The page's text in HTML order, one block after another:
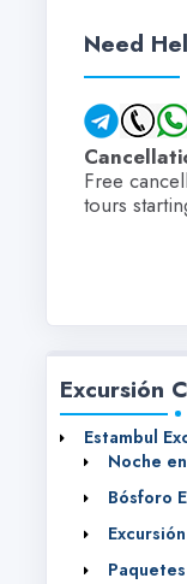
Need
Free
tours
Excursión
Estambul
Noche
Bósforo